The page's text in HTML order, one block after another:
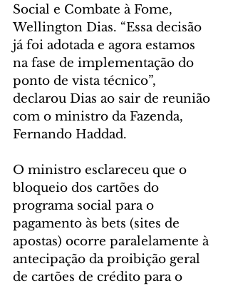
Social e Combate à Fome,
Wellington Dias. “Essa decisão
já foi adotada e agora estamos
na fase de implementação do
ponto de vista técnico”,
declarou Dias ao sair de reunião
com o ministro da Fazenda,
Fernando Haddad.
O ministro esclareceu que o
bloqueio dos cartões do
programa social para o
pagamento às bets (sites de
apostas) ocorre paralelamente à
antecipação da proibição geral
de cartões de crédito para o